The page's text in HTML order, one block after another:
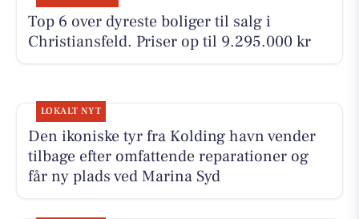
Top 6 over dyreste boliger til salg i
Christiansfeld. Priser op til 9.295.000 kr
LOKALT NYT
Den ikoniske tyr fra Kolding havn vender
tilbage efter omfattende reparationer og
får ny plads ved Marina Syd